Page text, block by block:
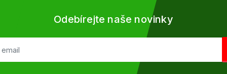
Odebírejte naše novinky